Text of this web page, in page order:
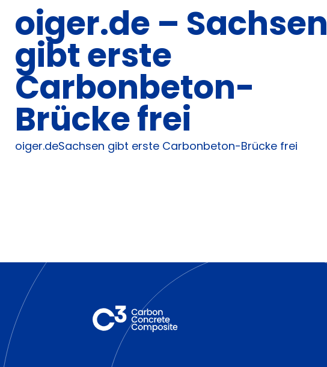
oiger.de – Sachsen
gibt erste
Carbonbeton-
Brücke frei
oiger.deSachsen gibt erste Carbonbeton-Brücke frei